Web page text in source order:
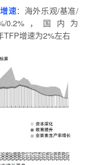
速：海外乐观/基准/
0.2%，国内为
TFP增速为2%左右